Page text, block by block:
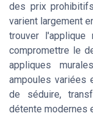
des prix
varient largement
trouver l'applique
compromettre le
appliques
ampoules variées
de séduire,
détente modernes